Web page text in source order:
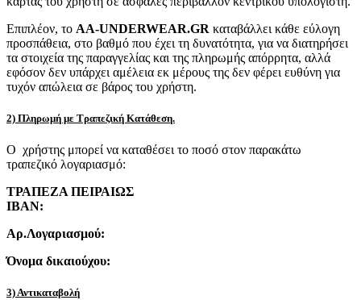
Επιπλέον, το AA-UNDERWEAR.GR καταβάλλει κάθε εύλογη
προσπάθεια, στο βαθμό που έχει τη δυνατότητα, για να διατηρήσει
τα στοιχεία της παραγγελίας και της πληρωμής απόρρητα, αλλά
εφόσον δεν υπάρχει αμέλεια εκ μέρους της δεν φέρει ευθύνη για
τυχόν απώλεια σε βάρος του χρήστη.
2) Πληρωμή με Τραπεζική Κατάθεση.
Ο χρήστης μπορεί να καταθέσει το ποσό στον παρακάτω
τραπεζικό λογαριασμό:
ΤΡΑΠΕΖΑ ΠΕΙΡΑΙΩΣ
IBAN:
Αρ.Λογαριασμού:
Όνομα δικαιούχου:
3) Αντικαταβολή